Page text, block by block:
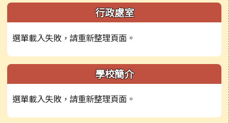
左邊區域內容 行政處室
選單載入失敗，請重新整理頁面。
學校簡介
選單載入失敗，請重新整理頁面。